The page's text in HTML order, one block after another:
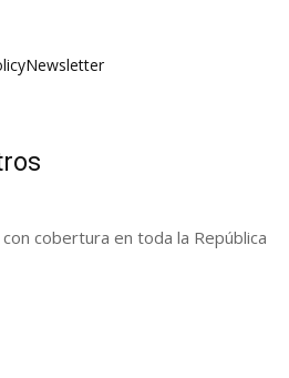
Newsletter
cobertura en toda la República